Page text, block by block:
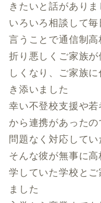
きたいと話がありま
いろいろ相談して
言うことで通信制
折り悪しくご家族
しくなり、ご家族
き添いました
幸い不登校支援や
から連携があった
問題なく対応して
そんな彼が無事に
学していた学校と
ました